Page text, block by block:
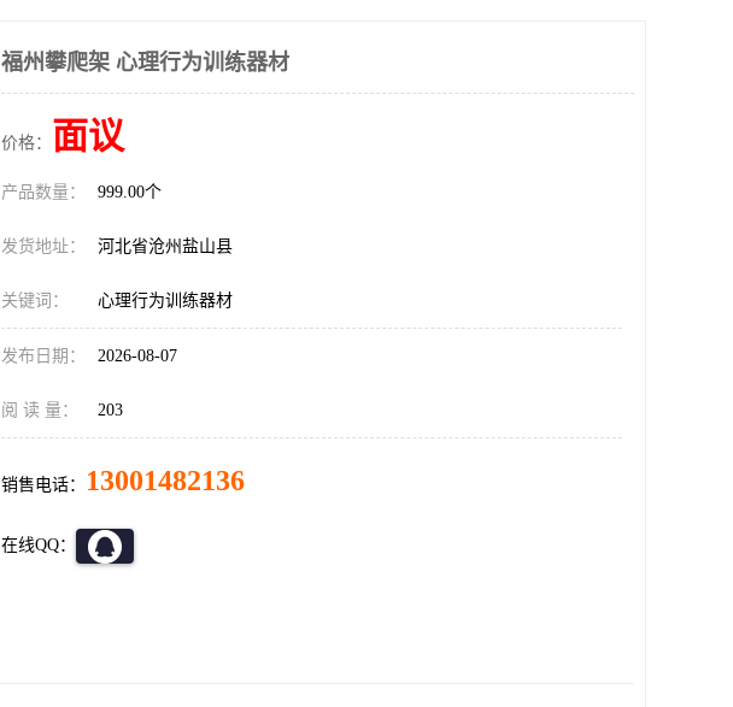
福州攀爬架 心理行为训练器材
价格： 面议
产品数量： 999.00个
发货地址： 河北省沧州盐山县
关键词： 心理行为训练器材
发布日期： 2026-08-07
阅 读 量： 203
销售电话： 13001482136
在线QQ：